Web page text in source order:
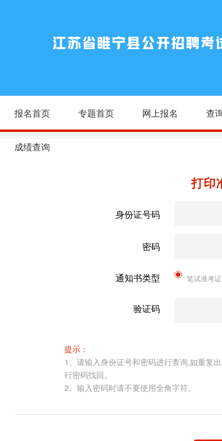
报名首页 专题首页 网上报名 查
成绩查询
打印
身份证号码
密码
通知书类型 笔试准考证
验证码
提示：
1、请输入身份证号和密码进行查询,如重复
行密码找回。
2、输入密码时请不要使用全角字符。